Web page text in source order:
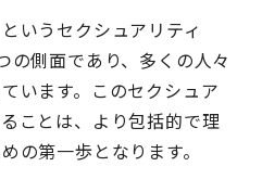
いうセクシュアリティ
の側面であり、多くの人々
います。このセクシュア
ことは、より包括的で理
の第一歩となります。